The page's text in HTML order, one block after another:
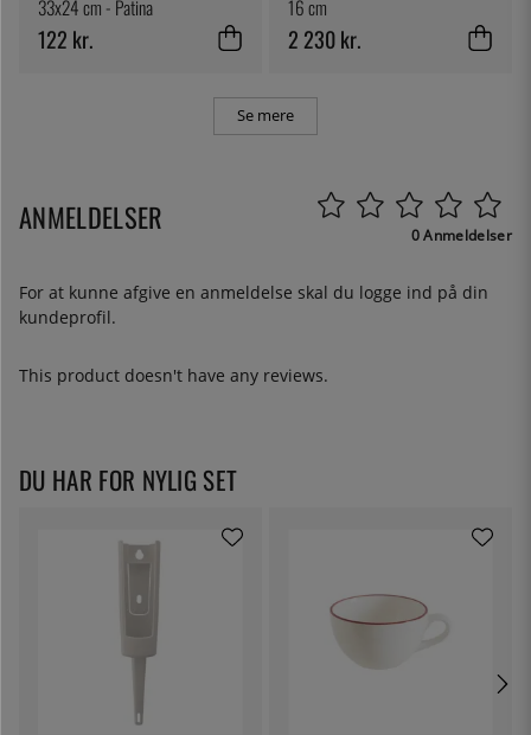
33x24 cm - Patina
122 kr.
16 cm
2 230 kr.
Se mere
ANMELDELSER 0 Anmeldelser
For at kunne afgive en anmeldelse skal du logge ind på din
kundeprofil.
This product doesn't have any reviews.
DU HAR FOR NYLIG SET